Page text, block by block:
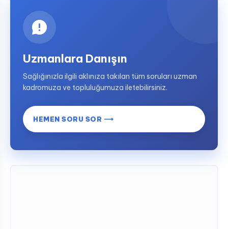
Uzmanlara Danışın
Sağlığınızla ilgili aklınıza takılan tüm soruları uzman
kadromuza ve topluluğumuza iletebilirsiniz.
HEMEN SORU SOR ⟶